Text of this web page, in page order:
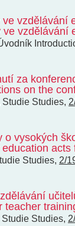
ve vzdělávání
ve vzdělávání
za
on the
Studie Studies,
o vysokých
Studies, 2/
teacher
Studie Studies,